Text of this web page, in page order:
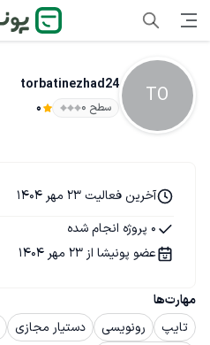
TO
torbatinezhad24
سطح ۰ 0
مهارت‌ها
تایپ
رونویسی دستیار مجازی
آخرین فعالیت 23 مهر 1404
0 پروژه انجام شده
عضو پونیشا از 23 مهر 1404